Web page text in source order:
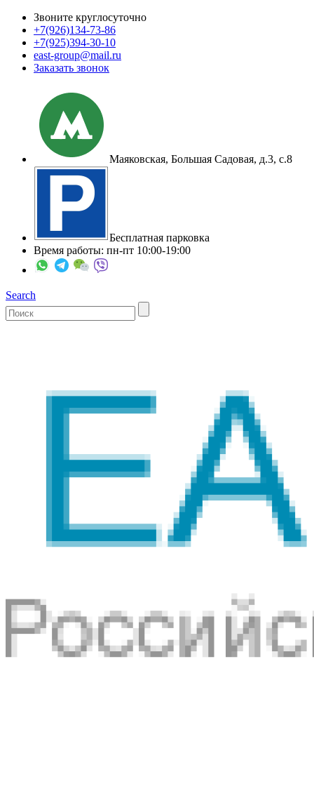
Звоните круглосуточно
+7(926)134-73-86
+7(925)394-30-10
east-group@mail.ru
Заказать звонок
Маяковская, Большая Садовая, д.3, с.8
Бесплатная парковка
Время работы: пн-пт 10:00-19:00
Search